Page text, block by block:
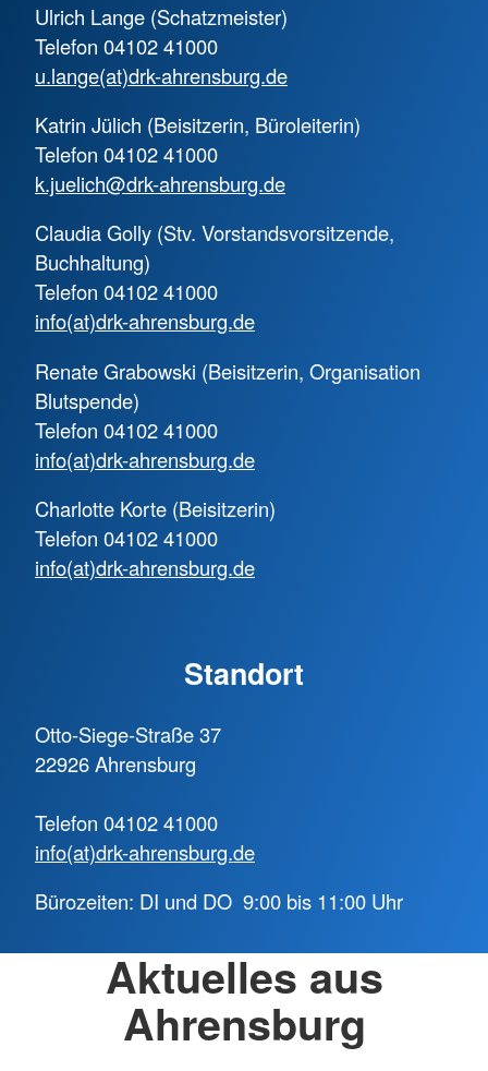
Ulrich Lange (Schatzmeister)
Telefon 04102 41000
u.lange(at)drk-ahrensburg.de
Katrin Jülich (Beisitzerin, Büroleiterin)
Telefon 04102 41000
k.juelich@drk-ahrensburg.de
Claudia Golly (Stv. Vorstandsvorsitzende,
Buchhaltung)
Telefon 04102 41000
info(at)drk-ahrensburg.de
Renate Grabowski (Beisitzerin, Organisation
Blutspende)
Telefon 04102 41000
info(at)drk-ahrensburg.de
Charlotte Korte (Beisitzerin)
Telefon 04102 41000
info(at)drk-ahrensburg.de
Standort
Otto-Siege-Straße 37
22926 Ahrensburg
Telefon 04102 41000
info(at)drk-ahrensburg.de
Bürozeiten: DI und DO 9:00 bis 11:00 Uhr
Aktuelles aus
Ahrensburg